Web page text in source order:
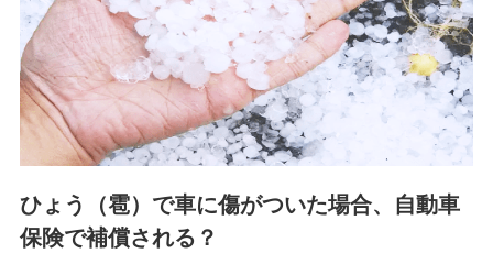
るために利用させていただくことがあります。）
上記に係る連絡・手続き・管理等付帯業務を行うため
3.セミナー募集サイトから取得した個人情報
各種セミナーの案内、開催のため
上記に係る連絡・手続き・管理等付帯業務を行うため
4.家族・友達紹介にて取得した個人情報
被紹介者への連絡、及び当社と取引のあるもしくは委託を受
けている保険会社・提携会社の保険その他に関する情報を提
ひょう（雹）で車に傷がついた場合、自動車
保険で補償される？